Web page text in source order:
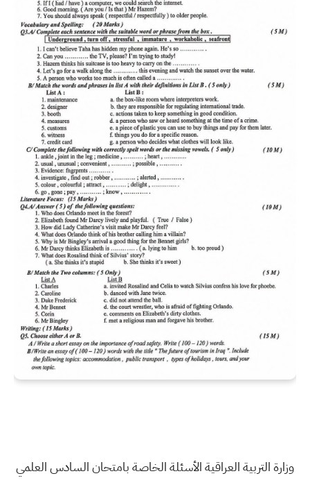
وزارة التربية العراقية الأسئلة الخاصة بامتحان السادس العلمي